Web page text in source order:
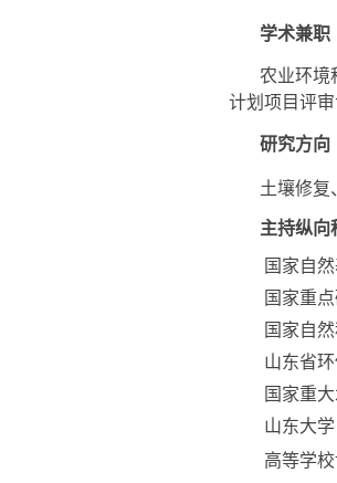
学术兼职
农业环境
计划项目评
研究方向
土壤修复
主持纵向
国家自
国家重
国家自
山东省
国家重
山东大
高等学